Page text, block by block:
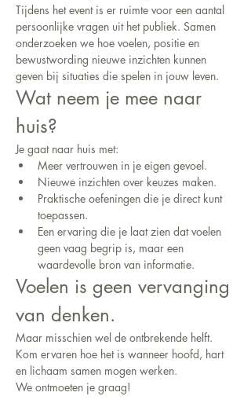
Tijdens het event is er ruimte voor een aantal
persoonlijke vragen uit het publiek. Samen
onderzoeken we hoe voelen, positie en
bewustwording nieuwe inzichten kunnen
geven bij situaties die spelen in jouw leven.
Wat neem je mee naar
huis?
Je gaat naar huis met:
Meer vertrouwen in je eigen gevoel.
Nieuwe inzichten over keuzes maken.
Praktische oefeningen die je direct kunt
toepassen.
Een ervaring die je laat zien dat voelen
geen vaag begrip is, maar een
waardevolle bron van informatie.
Voelen is geen vervanging
van denken.
Maar misschien wel de ontbrekende helft.
Kom ervaren hoe het is wanneer hoofd, hart
en lichaam samen mogen werken.
We ontmoeten je graag!